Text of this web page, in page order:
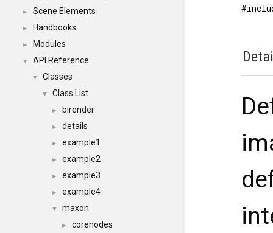
► Scene Elements
► Handbooks
► Modules
▼ API Reference
▼ Classes
▼ Class List
► birender
► details
► example1
► example2
► example3
► example4
▼ maxon
► corenodes